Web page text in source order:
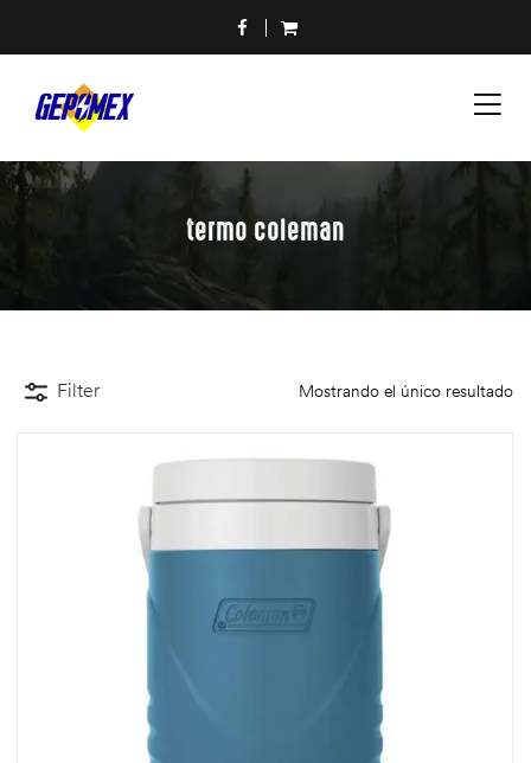
termo coleman
Filter Mostrando el único resultado